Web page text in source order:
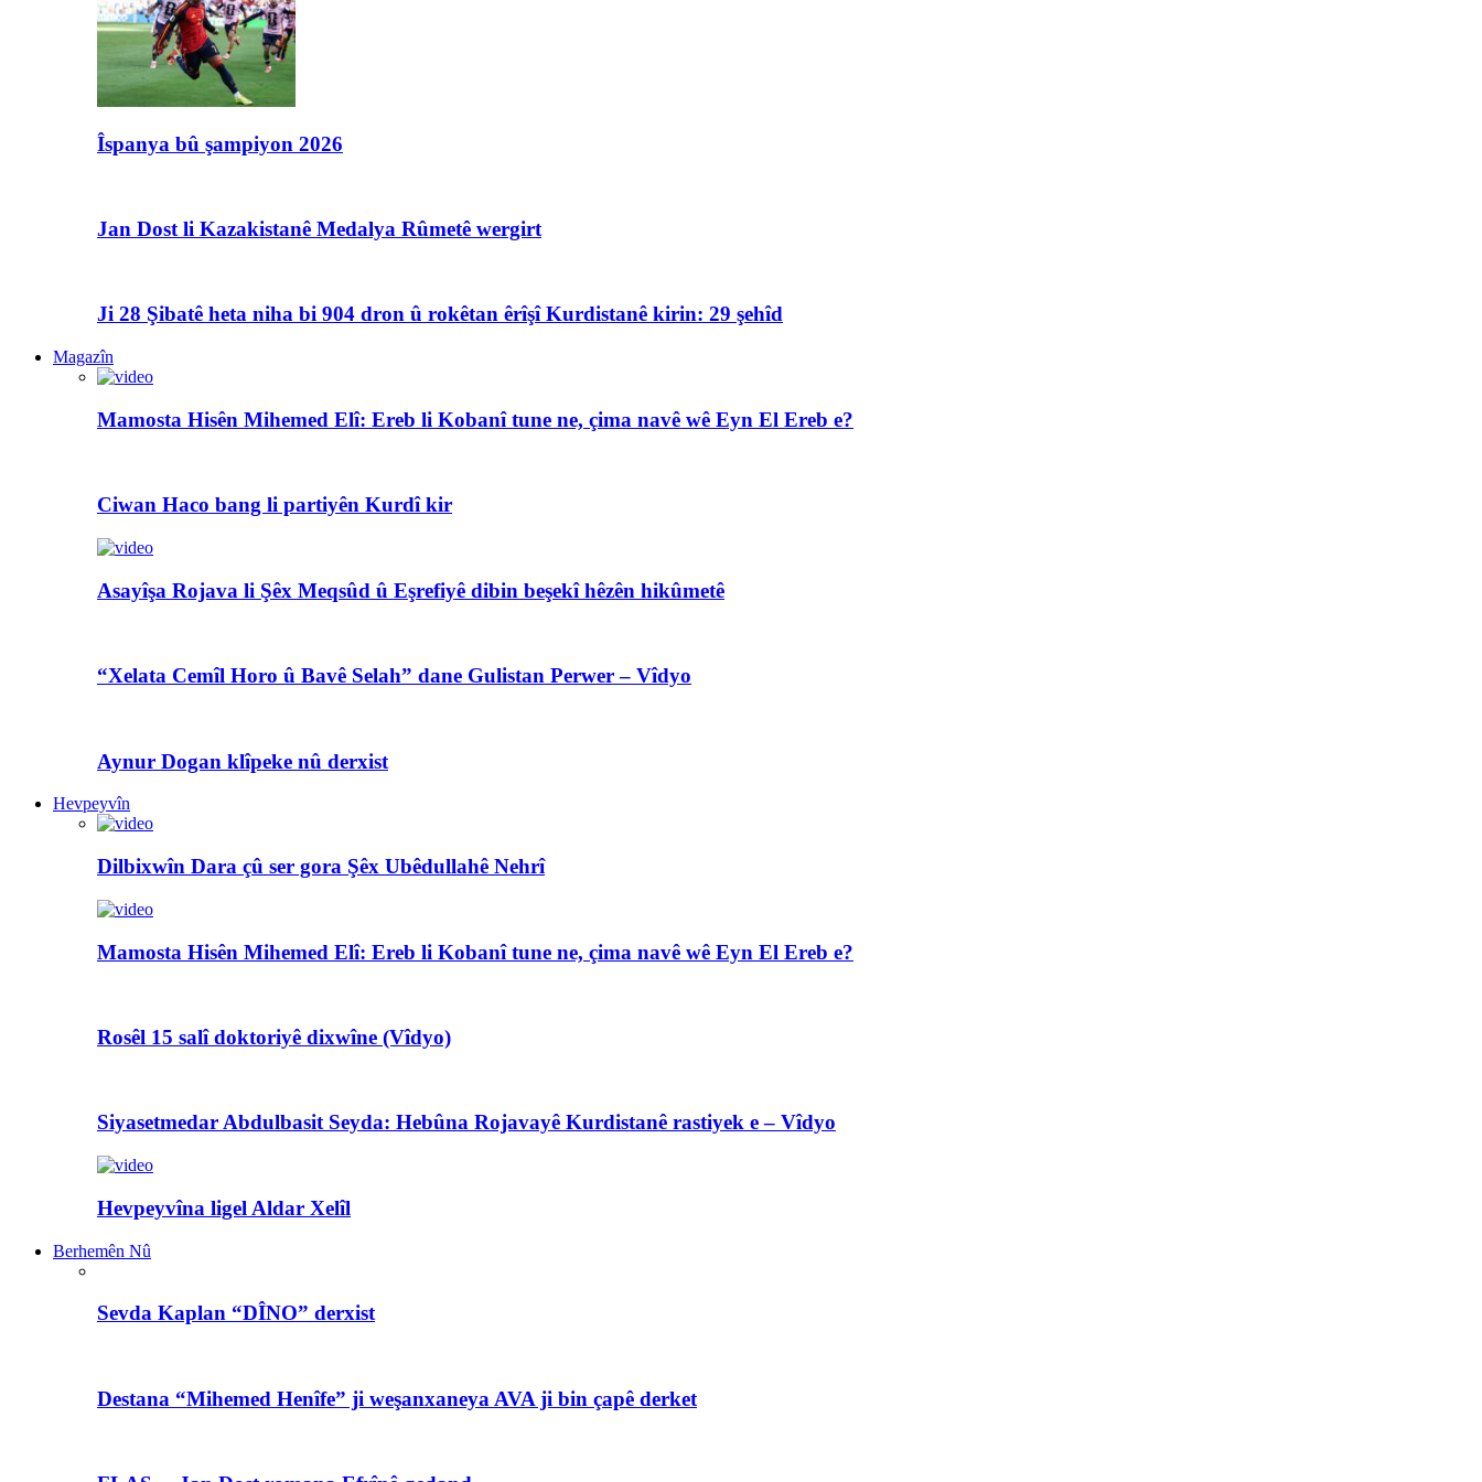
Îspanya bû şampiyon 2026
Jan Dost li Kazakistanê Medalya Rûmetê wergirt
Ji 28 Şibatê heta niha bi 904 dron û rokêtan êrîşî Kurdistanê kirin: 29 şehîd
Magazîn
Mamosta Hisên Mihemed Elî: Ereb li Kobanî tune ne, çima navê wê Eyn El Ereb e?
Ciwan Haco bang li partiyên Kurdî kir
Asayîşa Rojava li Şêx Meqsûd û Eşrefiyê dibin beşekî hêzên hikûmetê
“Xelata Cemîl Horo û Bavê Selah” dane Gulistan Perwer – Vîdyo
Aynur Dogan klîpeke nû derxist
Hevpeyvîn
Dilbixwîn Dara çû ser gora Şêx Ubêdullahê Nehrî
Mamosta Hisên Mihemed Elî: Ereb li Kobanî tune ne, çima navê wê Eyn El Ereb e?
Rosêl 15 salî doktoriyê dixwîne (Vîdyo)
Siyasetmedar Abdulbasit Seyda: Hebûna Rojavayê Kurdistanê rastiyek e – Vîdyo
Hevpeyvîna ligel Aldar Xelîl
Berhemên Nû
Sevda Kaplan “DÎNO” derxist
Destana “Mihemed Henîfe” ji weşanxaneya AVA ji bin çapê derket